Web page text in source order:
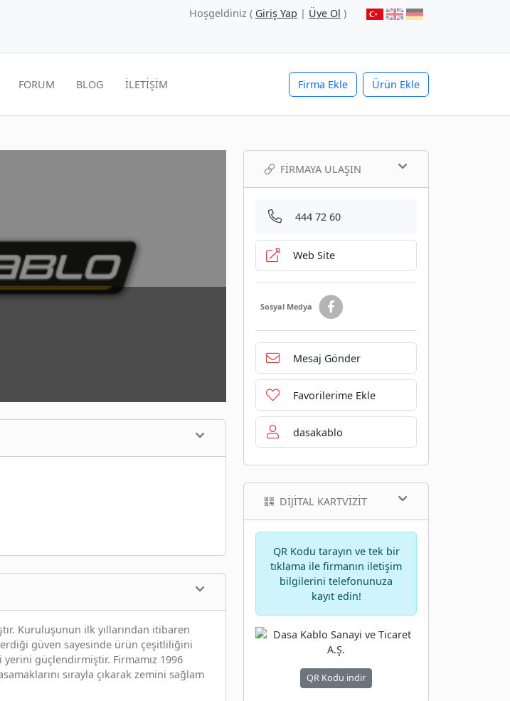
Hoşgeldiniz ( Giriş Yap | Üye Ol )
Firma Ekle Ürün Ekle
FORUM BLOG İLETİŞİM
Kuruluşunun ilk yıllarından itibaren
güven sayesinde ürün çeşitliliğini
güçlendirmiştir. Firmamız 1996
sırayla çıkarak zemini sağlam
FIRMAYA ULAŞIN
444 72 60
Web Site
Sosyal Medya
Mesaj Gönder
Favorilerime Ekle
dasakablo
DIJITAL KARTVIZIT
QR Kodu tarayın ve tek bir
tıklama ile firmanın iletişim
bilgilerini telefonunuza
kayıt edin!
QR Kodu indir